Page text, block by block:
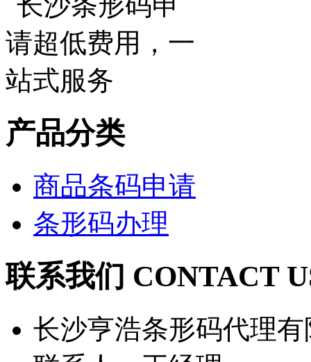
产品分类
商品条码申请
条形码办理
联系我们 CONTACT
长沙亨浩条形码代理